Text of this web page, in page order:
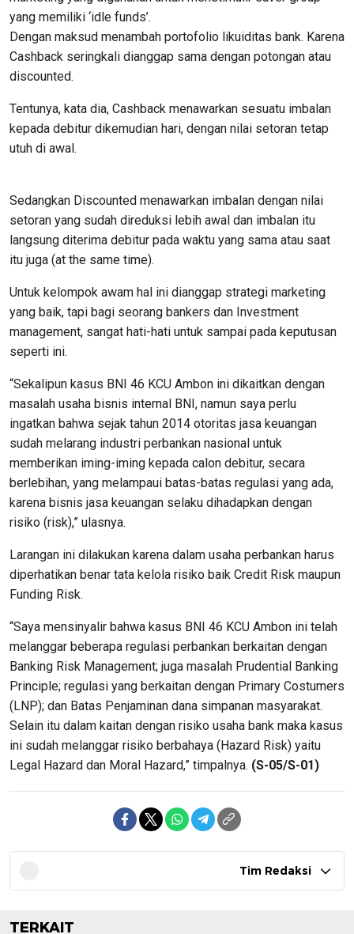
yang memiliki ‘idle funds’.
Dengan maksud menambah portofolio likuiditas bank. Karena
Cashback seringkali dianggap sama dengan potongan atau
discounted.
Tentunya, kata dia, Cashback menawarkan sesuatu imbalan
kepada debitur dikemudian hari, dengan nilai setoran tetap
utuh di awal.
Sedangkan Discounted menawarkan imbalan dengan nilai
setoran yang sudah direduksi lebih awal dan imbalan itu
langsung diterima debitur pada waktu yang sama atau saat
itu juga (at the same time).
Untuk kelompok awam hal ini dianggap strategi marketing
yang baik, tapi bagi seorang bankers dan Investment
management, sangat hati-hati untuk sampai pada keputusan
seperti ini.
“Sekalipun kasus BNI 46 KCU Ambon ini dikaitkan dengan
masalah usaha bisnis internal BNI, namun saya perlu
ingatkan bahwa sejak tahun 2014 otoritas jasa keuangan
sudah melarang industri perbankan nasional untuk
memberikan iming-iming kepada calon debitur, secara
berlebihan, yang melampaui batas-batas regulasi yang ada,
karena bisnis jasa keuangan selaku dihadapkan dengan
risiko (risk),” ulasnya.
Larangan ini dilakukan karena dalam usaha perbankan harus
diperhatikan benar tata kelola risiko baik Credit Risk maupun
Funding Risk.
“Saya mensinyalir bahwa kasus BNI 46 KCU Ambon ini telah
melanggar beberapa regulasi perbankan berkaitan dengan
Banking Risk Management; juga masalah Prudential Banking
Principle; regulasi yang berkaitan dengan Primary Costumers
(LNP); dan Batas Penjaminan dana simpanan masyarakat.
Selain itu dalam kaitan dengan risiko usaha bank maka kasus
ini sudah melanggar risiko berbahaya (Hazard Risk) yaitu
Legal Hazard dan Moral Hazard,” timpalnya. (S-05/S-01)
Tim Redaksi
TERKAIT